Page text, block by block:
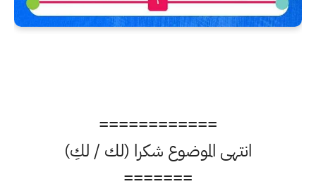
============
انتهى الموضوع شكرا (لك / لكِ)
=======